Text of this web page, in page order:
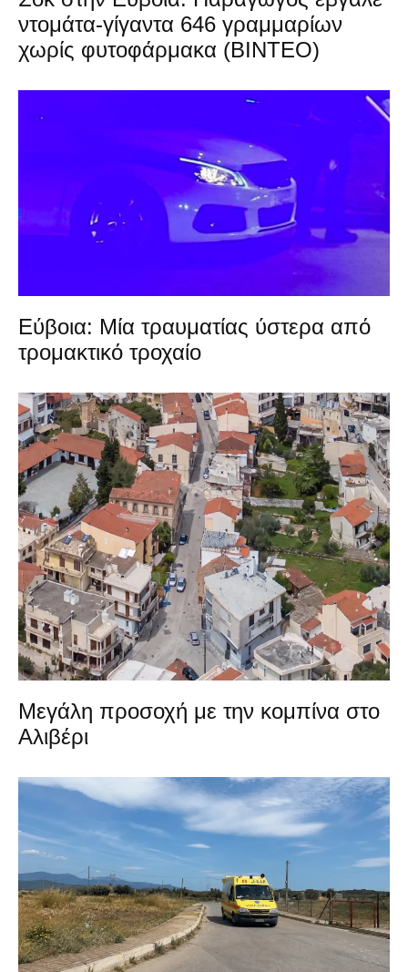
ντομάτα-γίγαντα 646 γραμμαρίων
χωρίς φυτοφάρμακα (ΒΙΝΤΕΟ)
Εύβοια: Μία τραυματίας ύστερα από
τρομακτικό τροχαίο
Μεγάλη προσοχή με την κομπίνα στο
Αλιβέρι